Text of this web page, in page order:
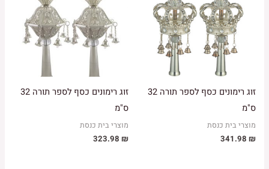
זוג רימונים כסף לספר תורה 32
ס"מ
מוצרי בית כנסת
341.98 ₪
זוג רימונים כסף לספר תורה 32
ס"מ
מוצרי בית כנסת
323.98 ₪